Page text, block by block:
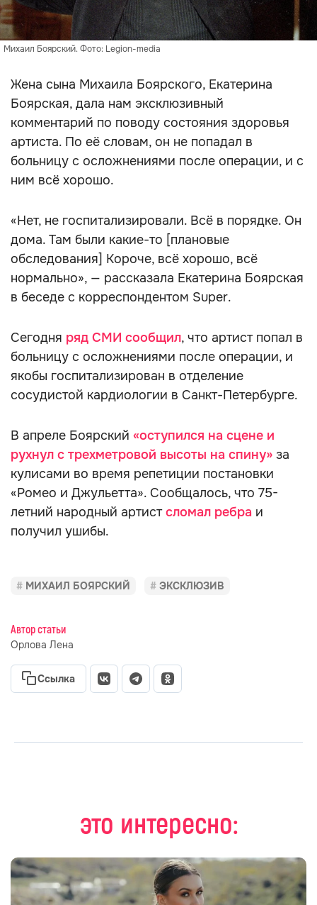
Михаил Боярский. Фото: Legion-media
Жена сына Михаила Боярского, Екатерина
Боярская, дала нам эксклюзивный
комментарий по поводу состояния здоровья
артиста. По её словам, он не попадал в
больницу с осложнениями после операции, и с
ним всё хорошо.
«Нет, не госпитализировали. Всё в порядке. Он
дома. Там были какие-то [плановые
обследования] Короче, всё хорошо, всё
нормально», — рассказала Екатерина Боярская
в беседе с корреспондентом Super.
Сегодня ряд СМИ сообщил, что артист попал в
больницу с осложнениями после операции, и
якобы госпитализирован в отделение
сосудистой кардиологии в Санкт-Петербурге.
В апреле Боярский «оступился на сцене и
рухнул с трехметровой высоты на спину» за
кулисами во время репетиции постановки
«Ромео и Джульетта». Сообщалось, что 75-
летний народный артистсломал ребра и
получил ушибы.
МИХАИЛ БОЯРСКИЙ ЭКСКЛЮЗИВ
Автор статьи
Орлова Лена
Ссылка
это интересно: